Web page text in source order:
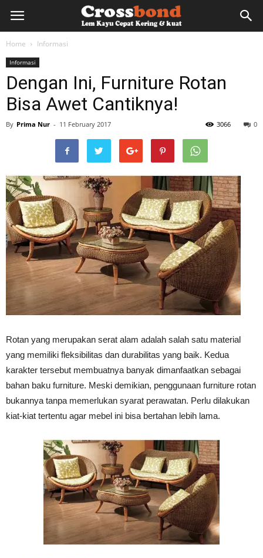
lemkayu.net
HPL,
Kertas,
Cepat
Kering,
Home Informasi
Informasi
Dengan Ini, Furniture Rotan
Bisa Awet Cantiknya!
By Prima Nur - 11 February 2017 0
3066
Rotan yang merupakan serat alam adalah salah satu material
yang memiliki fleksibilitas dan durabilitas yang baik. Kedua
karakter tersebut membuatnya banyak dimanfaatkan sebagai
bahan baku furniture. Meski demikian, penggunaan furniture rotan
bukannya tanpa memerlukan syarat perawatan. Perlu dilakukan
kiat-kiat tertentu agar mebel ini bisa bertahan lebih lama.